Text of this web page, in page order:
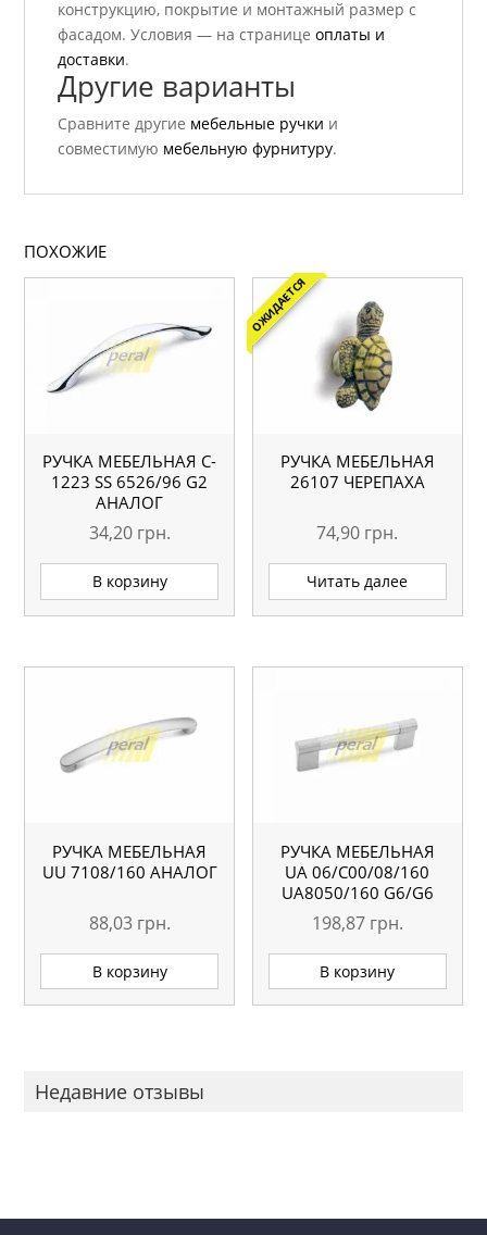
конструкцию, покрытие и монтажный размер с
фасадом. Условия — на страницеоплаты и
доставки.
Другие варианты
Сравните другие мебельные ручки и
совместимую мебельную фурнитуру.
ПОХОЖИЕ
РУЧКА МЕБЕЛЬНАЯ C-
1223 SS 6526/96 G2
АНАЛОГ
34,20 грн.
В корзину
ОЖИДАЕТСЯ
РУЧКА МЕБЕЛЬНАЯ
26107 ЧЕРЕПАХА
74,90 грн.
Читать далее
РУЧКА МЕБЕЛЬНАЯ
UU 7108/160 АНАЛОГ
88,03 грн.
В корзину
РУЧКА МЕБЕЛЬНАЯ
UA 06/C00/08/160
UA8050/160 G6/G6
198,87 грн.
В корзину
Недавние отзывы